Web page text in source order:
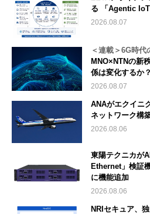
る 「Agentic
2026.08.07
＜連載＞6G時代
MNO×NTNの新
係は変化するか？
2026.08.07
ANAがエクイニ
ネットワーク構
2026.08.06
東陽テクニカが
Ethernet」検証
に機能追加
2026.08.06
NRIセキュア、